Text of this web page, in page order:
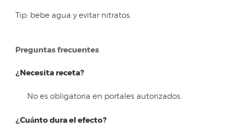
Tip: bebe agua y evitar nitratos.
Preguntas frecuentes
¿Necesita receta?
No es obligatoria en portales autorizados.
¿Cuánto dura el efecto?